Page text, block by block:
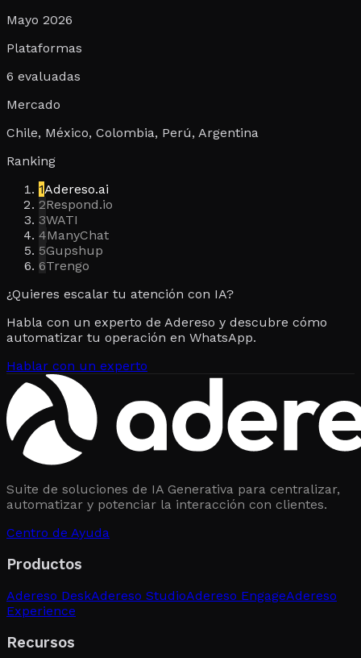
Mayo 2026
Plataformas
6 evaluadas
Mercado
Chile, México, Colombia, Perú, Argentina
Ranking
1Adereso.ai
2Respond.io
3WATI
4ManyChat
5Gupshup
6Trengo
¿Quieres escalar tu atención con IA?
Habla con un experto de Adereso y descubre cómo
automatizar tu operación en WhatsApp.
Hablar con un experto
Suite de soluciones de IA Generativa para centralizar,
automatizar y potenciar la interacción con clientes.
Centro de Ayuda
Productos
Adereso DeskAdereso StudioAdereso EngageAdereso
Experience
Recursos